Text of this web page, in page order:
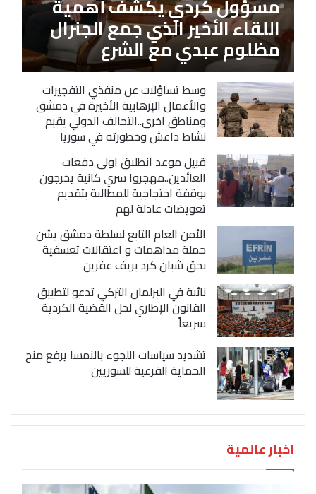
اللقاء الأخير الذي جمع الجنرال
مظلوم عبدي مع الشرع
وسط تساؤلات عن منفذي التفجيرات
والأعمال الإرهابية الأخيرة في دمشق
ومناطق اخرى..التحالف الدولي يقيم
نشاط داعش وخطورته في سوريا
قبيل موعد انطلاق اولى دفعات
العائدين..مهجروا سري كانية يخرجون
بوقفة احتجاجية للمطالبة بتقديم
تعويضات عادلة لهم
الأمن العام التابع لسلطة دمشق يشن
حملة مداهمات و اعتقالات تعسفية
بحق شبان كرد بريف عفرين
نائبة في البرلمان التركي تدعو لتطبيق
القانون الإطاري لحل القضية الكردية
سريعاً
تشديد سياسات اللجوء بالنمسا يرفع منح
الحماية الفرعية للسوريين
اخبار عالمية